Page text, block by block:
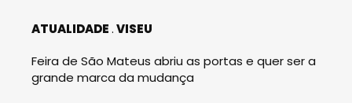
ATUALIDADE VISEU
Feira de São Mateus abriu as portas e quer ser a
grande marca da mudança